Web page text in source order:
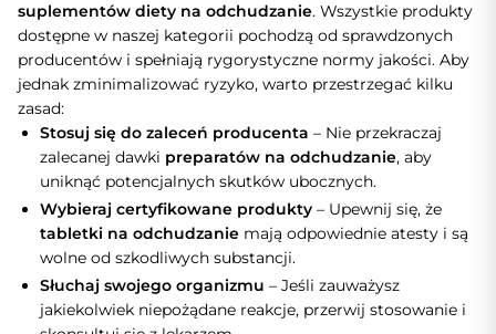
suplementów diety na odchudzanie. Wszystkie produkty
dostępne w naszej kategorii pochodzą od sprawdzonych
producentów i spełniają rygorystyczne normy jakości. Aby
jednak zminimalizować ryzyko, warto przestrzegać kilku
zasad:
Stosuj się do zaleceń producenta – Nie przekraczaj
zalecanej dawki preparatów na odchudzanie, aby
uniknąć potencjalnych skutków ubocznych.
Wybieraj certyfikowane produkty – Upewnij się, że
tabletki na odchudzanie mają odpowiednie atesty i są
wolne od szkodliwych substancji.
Słuchaj swojego organizmu – Jeśli zauważysz
jakiekolwiek niepożądane reakcje, przerwij stosowanie i